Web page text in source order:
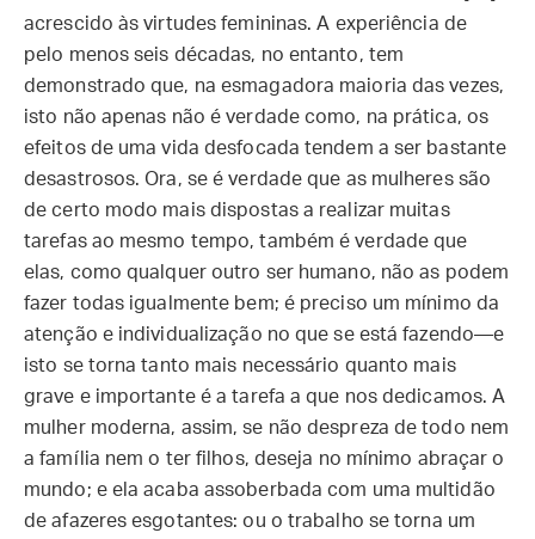
acrescido às virtudes femininas. A experiência de
pelo menos seis décadas, no entanto, tem
demonstrado que, na esmagadora maioria das vezes,
isto não apenas não é verdade como, na prática, os
efeitos de uma vida desfocada tendem a ser bastante
desastrosos. Ora, se é verdade que as mulheres são
de certo modo mais dispostas a realizar muitas
tarefas ao mesmo tempo, também é verdade que
elas, como qualquer outro ser humano, não as podem
fazer todas igualmente bem; é preciso um mínimo da
atenção e individualização no que se está fazendo—e
isto se torna tanto mais necessário quanto mais
grave e importante é a tarefa a que nos dedicamos. A
mulher moderna, assim, se não despreza de todo nem
a família nem o ter filhos, deseja no mínimo abraçar o
mundo; e ela acaba assoberbada com uma multidão
de afazeres esgotantes: ou o trabalho se torna um